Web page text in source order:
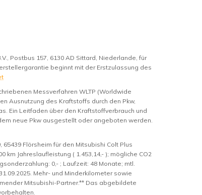
Postbus 157, 6130 AD Sittard, Niederlande, für
beginnt mit der Erstzulassung des
Messverfahren WLTP (Worldwide
Ausnutzung des Kraftstoffs durch den Pkw,
Ein Leitfaden über den Kraftstoffverbrauch und
neue Pkw ausgestellt oder angeboten werden.
Flörsheim für den Mitsubishi Colt Plus
km Jahreslaufleistung ( 1.453,14,- ); mögliche CO2
0,- ; Laufzeit: 48 Monate; mtl.
Mehr- und Minderkilometer sowie
Mitsubishi-Partner.** Das abgebildete